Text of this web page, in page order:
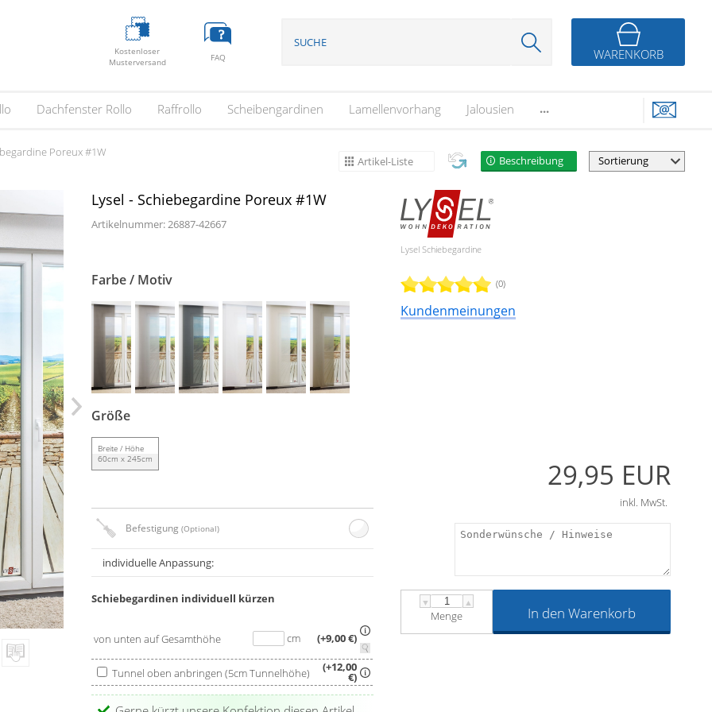
Kostenloser
Musterversand
FAQ WARENKORB
Dachfenster Rollo Raffrollo Scheibengardinen Lamellenvorhang Jalousien ...
Poreux #1W
Artikel-Liste Beschreibung
Lysel - Schiebegardine Poreux #1W
Artikelnummer: 26887-42667
Farbe / Motiv
Größe
Breite / Höhe
60cm x 245cm
Befestigung (Optional)
individuelle Anpassung:
Schiebegardinen individuell kürzen
von unten auf Gesamthöhe cm (+9,00 €)
Tunnel oben anbringen (5cm Tunnelhöhe) (+12,00
€)
Lysel Schiebegardine
(0)
Kundenmeinungen
29,95 EUR
inkl. MwSt.
▼ ▲
Menge In den Warenkorb